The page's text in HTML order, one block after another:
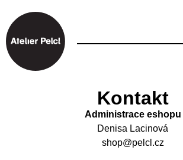
Kontakt
Administrace eshopu
Denisa Lacinová
shop@pelcl.cz